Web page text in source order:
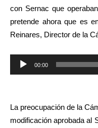
con Sernac que
pretende ahora que es
Reinares, Director de la
Reproductor
de
00:00
La preocupación de la
modificación aprobada al